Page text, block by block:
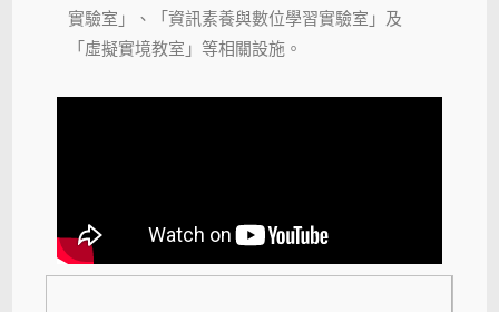
實驗室」、「資訊素養與數位學習實驗室」及
「虛擬實境教室」等相關設施。